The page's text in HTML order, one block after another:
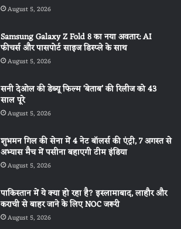
August 5, 2026
Samsung Galaxy Z Fold 8 का नया अवतार: AI
फीचर्स और पासपोर्ट साइज डिस्प्ले के साथ
August 5, 2026
सनी देओल की डेब्यू फिल्म ‘बेताब’ की रिलीज को 43
साल पूरे
August 5, 2026
शुभमन गिल की सेना में 4 नेट बॉलर्स की एंट्री, 7 अगस्त से
अभ्यास मैच में पसीना बहाएगी टीम इंडिया
August 5, 2026
पाकिस्तान में ये क्या हो रहा है? इस्लामाबाद, लाहौर और
कराची से बाहर जाने के लिए NOC जरूरी
August 5, 2026